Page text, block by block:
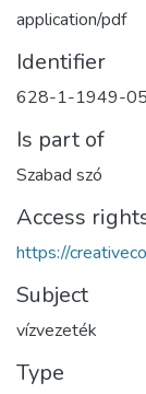
application/pdf
Identifier
628-1-1949-
Is part of
Szabad szó
Access
https://
Subject
vízvezeték
Type